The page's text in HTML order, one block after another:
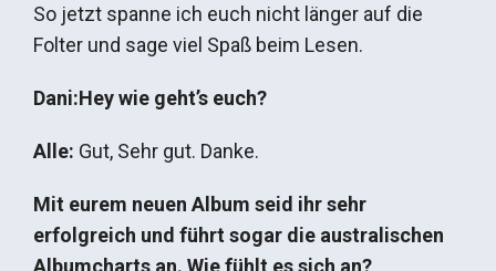
So jetzt spanne ich euch nicht länger auf die
Folter und sage viel Spaß beim Lesen.
Dani:Hey wie geht’s euch?
Alle: Gut, Sehr gut. Danke.
Mit eurem neuen Album seid ihr sehr
erfolgreich und führt sogar die australischen
Albumcharts an. Wie fühlt es sich an?